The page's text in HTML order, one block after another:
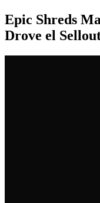
Epic Shreds
Drove el